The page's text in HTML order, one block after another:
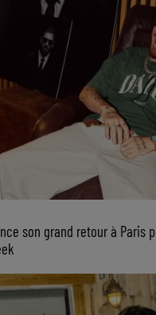
son grand retour à Paris